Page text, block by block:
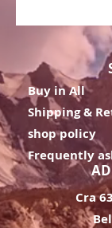
Buy in All
Shipping &
shop policy
Frequently
Cra